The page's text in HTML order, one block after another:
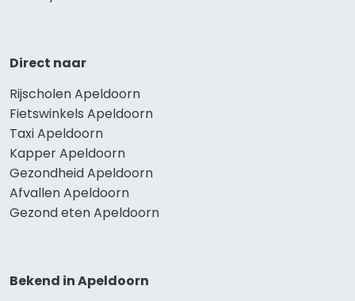
Direct naar
Rijscholen Apeldoorn
Fietswinkels Apeldoorn
Taxi Apeldoorn
Kapper Apeldoorn
Gezondheid Apeldoorn
Afvallen Apeldoorn
Gezond eten Apeldoorn
Bekend in Apeldoorn